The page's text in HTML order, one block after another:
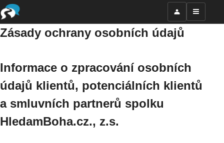
Zásady ochrany osobních údajů
Informace o zpracování osobních
údajů klientů, potenciálních klientů
a smluvních partnerů spolku
HledamBoha.cz., z.s.